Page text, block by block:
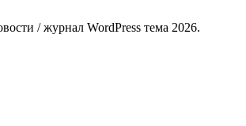
/ журнал WordPress тема 2026.